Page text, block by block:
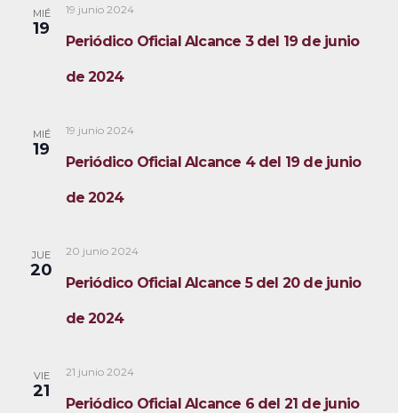
MIÉ
19
Periódico Oficial Alcance 3 del 19 de junio
de 2024
19 junio 2024
MIÉ
19
Periódico Oficial Alcance 4 del 19 de junio
de 2024
19 junio 2024
JUE
20
Periódico Oficial Alcance 5 del 20 de junio
de 2024
20 junio 2024
VIE
21
Periódico Oficial Alcance 6 del 21 de junio
21 junio 2024